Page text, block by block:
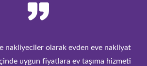
nakliyeciler olarak evden eve nakliyat
uygun fiyatlara ev taşıma hizmeti